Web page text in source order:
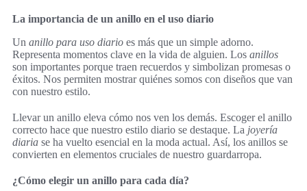
La importancia de un anillo en el uso diario
Un anillo para uso diario es más que un simple adorno.
Representa momentos clave en la vida de alguien. Los anillos
son importantes porque traen recuerdos y simbolizan promesas o
éxitos. Nos permiten mostrar quiénes somos con diseños que van
con nuestro estilo.
Llevar un anillo eleva cómo nos ven los demás. Escoger el anillo
correcto hace que nuestro estilo diario se destaque. La joyería
diaria se ha vuelto esencial en la moda actual. Así, los anillos se
convierten en elementos cruciales de nuestro guardarropa.
¿Cómo elegir un anillo para cada día?